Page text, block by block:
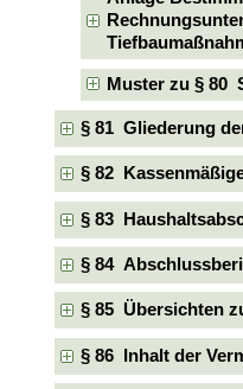
Muster zu § 80
§ 81 Gliederung
§ 82
§ 83
§ 84
§ 85 Übersichten
§ 86 Inhalt der